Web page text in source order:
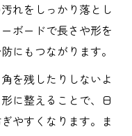
るオイルケアのコ
持続力
上がりが変わる理
アの手順と注意点
れをしっかり落とし
ボードで長さや形を
にもつながります。
を残したりしないよ
に整えることで、日
やすくなります。ま